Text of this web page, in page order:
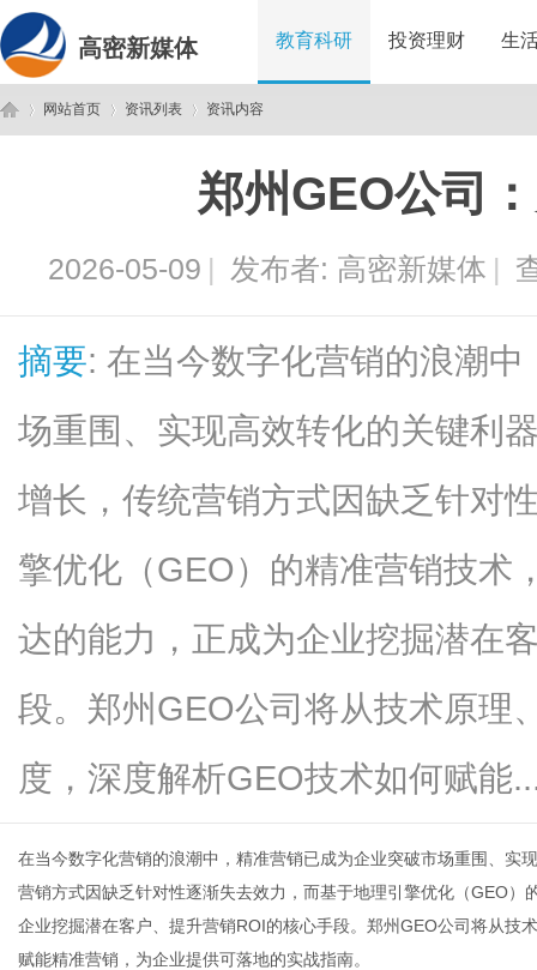
高密新媒体 教育科研 投资理财 生
网站首页 资讯列表 资讯内容
郑州GEO公司
2026-05-09 | 发布者: 高密新媒体 |
摘要: 在当今数字化营销的浪潮
场重围、实现高效转化的关键利
增长，传统营销方式因缺乏针对
擎优化（GEO）的精准营销技术
达的能力，正成为企业挖掘潜在
段。郑州GEO公司将从技术原理
度，深度解析GEO技术如何赋能
在当今数字化营销的浪潮中，精准营销已成为企业突破市场重围、实
营销方式因缺乏针对性逐渐失去效力，而基于地理引擎优化（GEO
企业挖掘潜在客户、提升营销ROI的核心手段。 郑州GEO公司将从技
赋能精准营销，为企业提供可落地的实战指南。